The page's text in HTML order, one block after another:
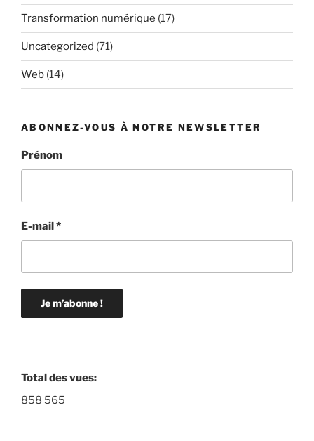
Transformation numérique (17)
Uncategorized (71)
Web (14)
ABONNEZ-VOUS À NOTRE NEWSLETTER
Prénom
E-mail *
Total des vues:
858 565